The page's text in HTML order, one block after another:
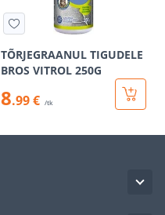
TÕRJEGRAANUL TIGUDELE
BROS VITROL 250G
8.99 € /tk